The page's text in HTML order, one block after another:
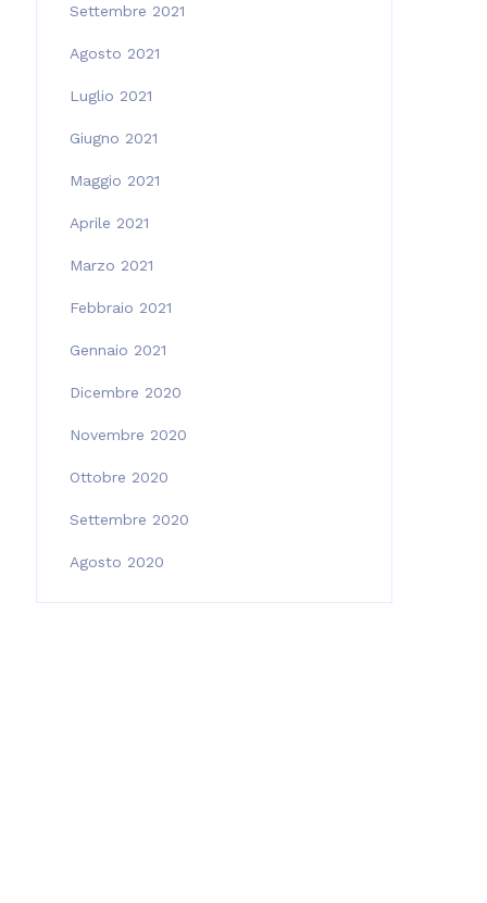
Settembre 2021
Agosto 2021
Luglio 2021
Giugno 2021
Maggio 2021
Aprile 2021
Marzo 2021
Febbraio 2021
Gennaio 2021
Dicembre 2020
Novembre 2020
Ottobre 2020
Settembre 2020
Agosto 2020